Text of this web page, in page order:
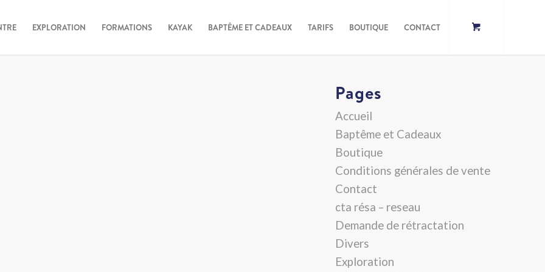
EXPLORATION FORMATIONS KAYAK BAPTÊME ET CADEAUX TARIFS BOUTIQUE CONTACT
Pages
Accueil
Baptême et Cadeaux
Boutique
Conditions générales de vente
Contact
cta résa – reseau
Demande de rétractation
Divers
Exploration